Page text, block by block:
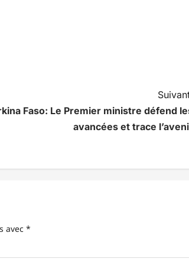
Faso: Le Premier ministre défend
avancées et trace
avec *